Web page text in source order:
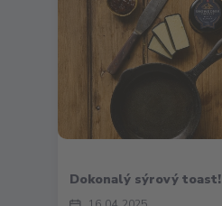
Dokonalý sýrový toast!